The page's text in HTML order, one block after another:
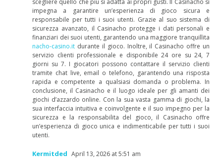
impegna a garantire un’esperienza di gioco sicura e
responsabile per tutti i suoi utenti. Grazie al suo sistema di
sicurezza avanzato, il Casinacho protegge i dati personali e
finanziari dei suoi utenti, garantendo una maggiore tranquillita
nacho-casino.it durante il gioco. Inoltre, il Casinacho offre un
servizio clienti professionale e disponibile 24 ore su 24, 7
giorni su 7. I giocatori possono contattare il servizio clienti
tramite chat live, email o telefono, garantendo una risposta
rapida e competente a qualsiasi domanda o problema. In
conclusione, il Casinacho e il luogo ideale per gli amanti dei
giochi d’azzardo online. Con la sua vasta gamma di giochi, la
sua interfaccia intuitiva e coinvolgente e il suo impegno per la
sicurezza e la responsabilita del gioco, il Casinacho offre
un’esperienza di gioco unica e indimenticabile per tutti i suoi
utenti.
Kermitded April 13, 2026 at 5:51 am